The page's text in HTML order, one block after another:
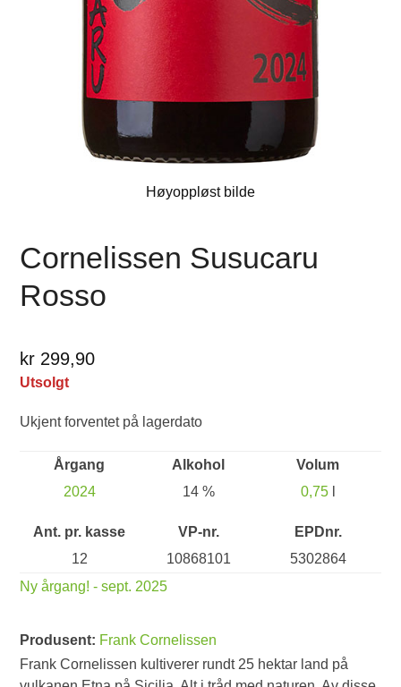
Høyoppløst bilde
Cornelissen Susucaru
Rosso
kr 299,90
Utsolgt
Ukjent forventet på lagerdato
Årgang
2024
Alkohol
14 %
Volum
0,75l
Ant. pr. kasse
12
VP-nr.
10868101
EPDnr.
5302864
Ny årgang! - sept. 2025
Produsent: Frank Cornelissen
Frank Cornelissen kultiverer rundt 25 hektar land på